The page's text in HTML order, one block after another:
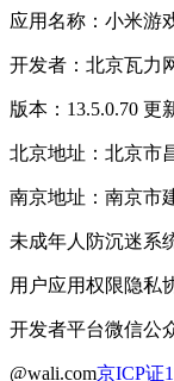
应用名称：小米游
开发者：北京瓦力
版本：13.5.0.70 更
北京地址：北京市
南京地址：南京市
未成年人防沉迷系
用户应用权限隐私
开发者平台微信公
@wali.com京ICP证